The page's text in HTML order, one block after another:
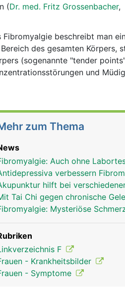
(Dr. med. Fritz Grossenbacher,
Fibromyalgie beschreibt man
des gesamten Körpers,
(sogenannte "tender
und
zum Thema
Auch ohne
verbessern
hilft bei
Tai Chi gegen chronische
Mysteriöse
F
- Krankheitsbilder
- Symptome